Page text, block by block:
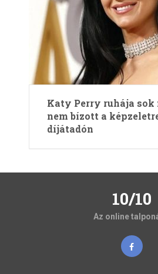
Katy Perry ruhája sok
nem bízott a
díjátadón
10/10
Az online